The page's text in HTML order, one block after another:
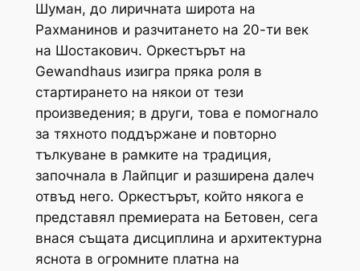
Шуман, до лиричната широта на
Рахманинов и разчитането на 20-ти век
на Шостакович. Оркестърът на
Gewandhaus изигра пряка роля в
стартирането на някои от тези
произведения; в други, това е помогнало
за тяхното поддържане и повторно
тълкуване в рамките на традиция,
започнала в Лайпциг и разширена далеч
отвъд него. Оркестърът, който някога е
представял премиерата на Бетовен, сега
внася същата дисциплина и архитектурна
яснота в огромните платна на